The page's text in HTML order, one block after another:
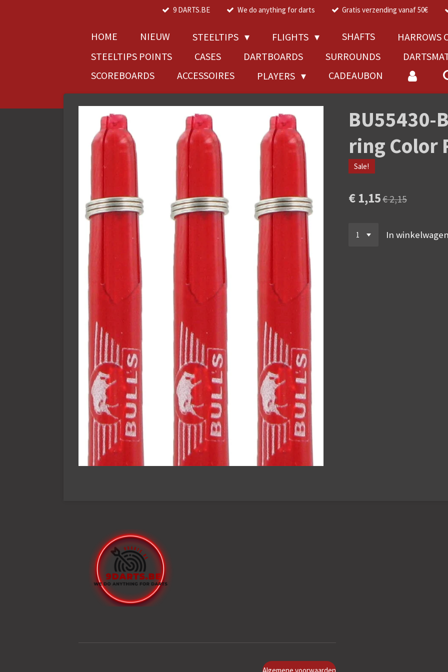
9 DARTS.BE We do anything for darts Gratis verzending vanaf 50€
HOME NIEUW STEELTIPS FLIGHTS SHAFTS
HARROWS
STEELTIPS POINTS
CASES DARTBOARDS SURROUNDS
SCOREBOARDS
ACCESSOIRES PLAYERS CADEAUBON
BU55430-
ring Color
Sale!
€ 1,15€ 2,15
In